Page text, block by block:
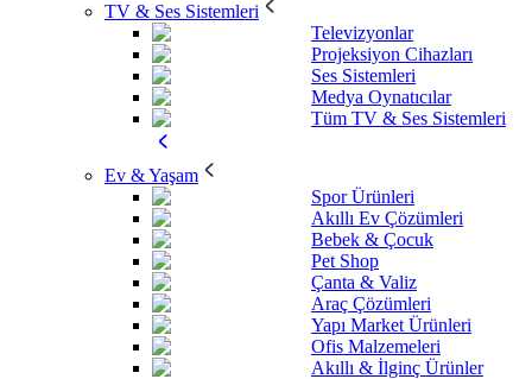
TV & Ses Sistemleri
Televizyonlar
Projeksiyon Cihazları
Ses Sistemleri
Medya Oynatıcılar
Tüm TV & Ses Sistemleri
Ev & Yaşam
Spor Ürünleri
Akıllı Ev Çözümleri
Bebek & Çocuk
Pet Shop
Çanta & Valiz
Araç Çözümleri
Yapı Market Ürünleri
Ofis Malzemeleri
Akıllı & İlginç Ürünler